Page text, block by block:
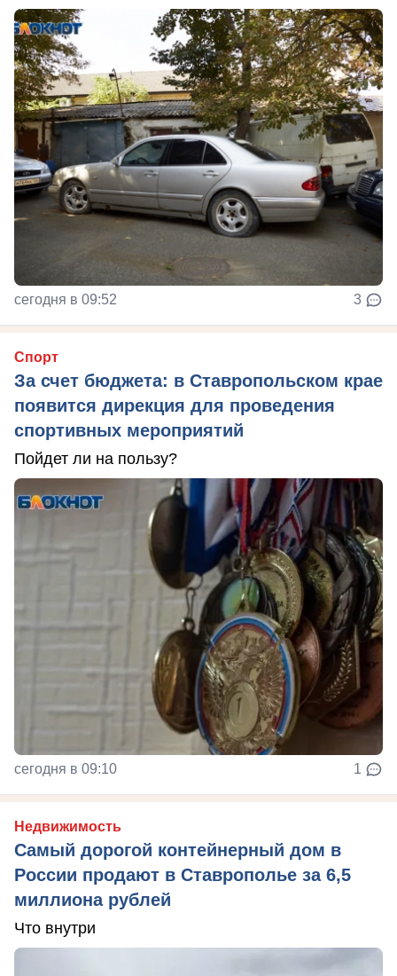
сегодня в 09:52 3
Спорт
За счет бюджета: в Ставропольском крае
появится дирекция для проведения
спортивных мероприятий
Пойдет ли на пользу?
сегодня в 09:10 1
Недвижимость
Самый дорогой контейнерный дом в
России продают в Ставрополье за 6,5
миллиона рублей
Что внутри